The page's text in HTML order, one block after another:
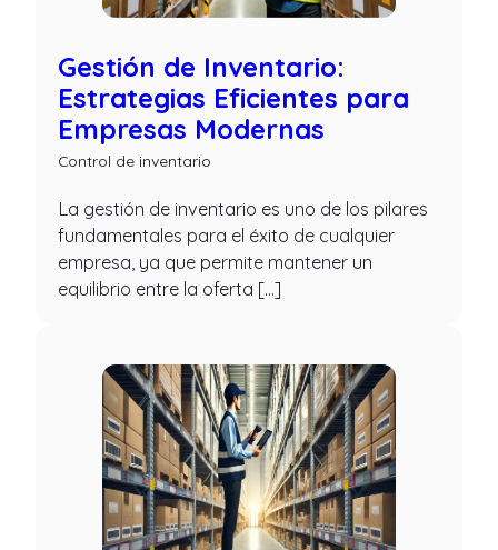
Gestión de Inventario:
Estrategias Eficientes para
Empresas Modernas
Control de inventario
La gestión de inventario es uno de los pilares
fundamentales para el éxito de cualquier
empresa, ya que permite mantener un
equilibrio entre la oferta […]